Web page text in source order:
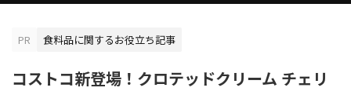
PR 食料品に関するお役立ち記事
コストコ新登場！クロテッドクリーム チェリ